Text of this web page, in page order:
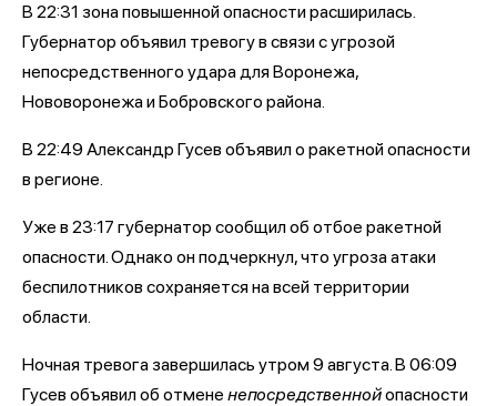
В 22:31 зона повышенной опасности расширилась.
Губернатор объявил тревогу в связи с угрозой
непосредственного удара для Воронежа,
Нововоронежа и Бобровского района.
В 22:49 Александр Гусев объявил о ракетной опасности
в регионе.
Уже в 23:17 губернатор сообщил об отбое ракетной
опасности. Однако он подчеркнул, что угроза атаки
беспилотников сохраняется на всей территории
области.
Ночная тревога завершилась утром 9 августа. В 06:09
Гусев объявил об отмене непосредственнойопасности